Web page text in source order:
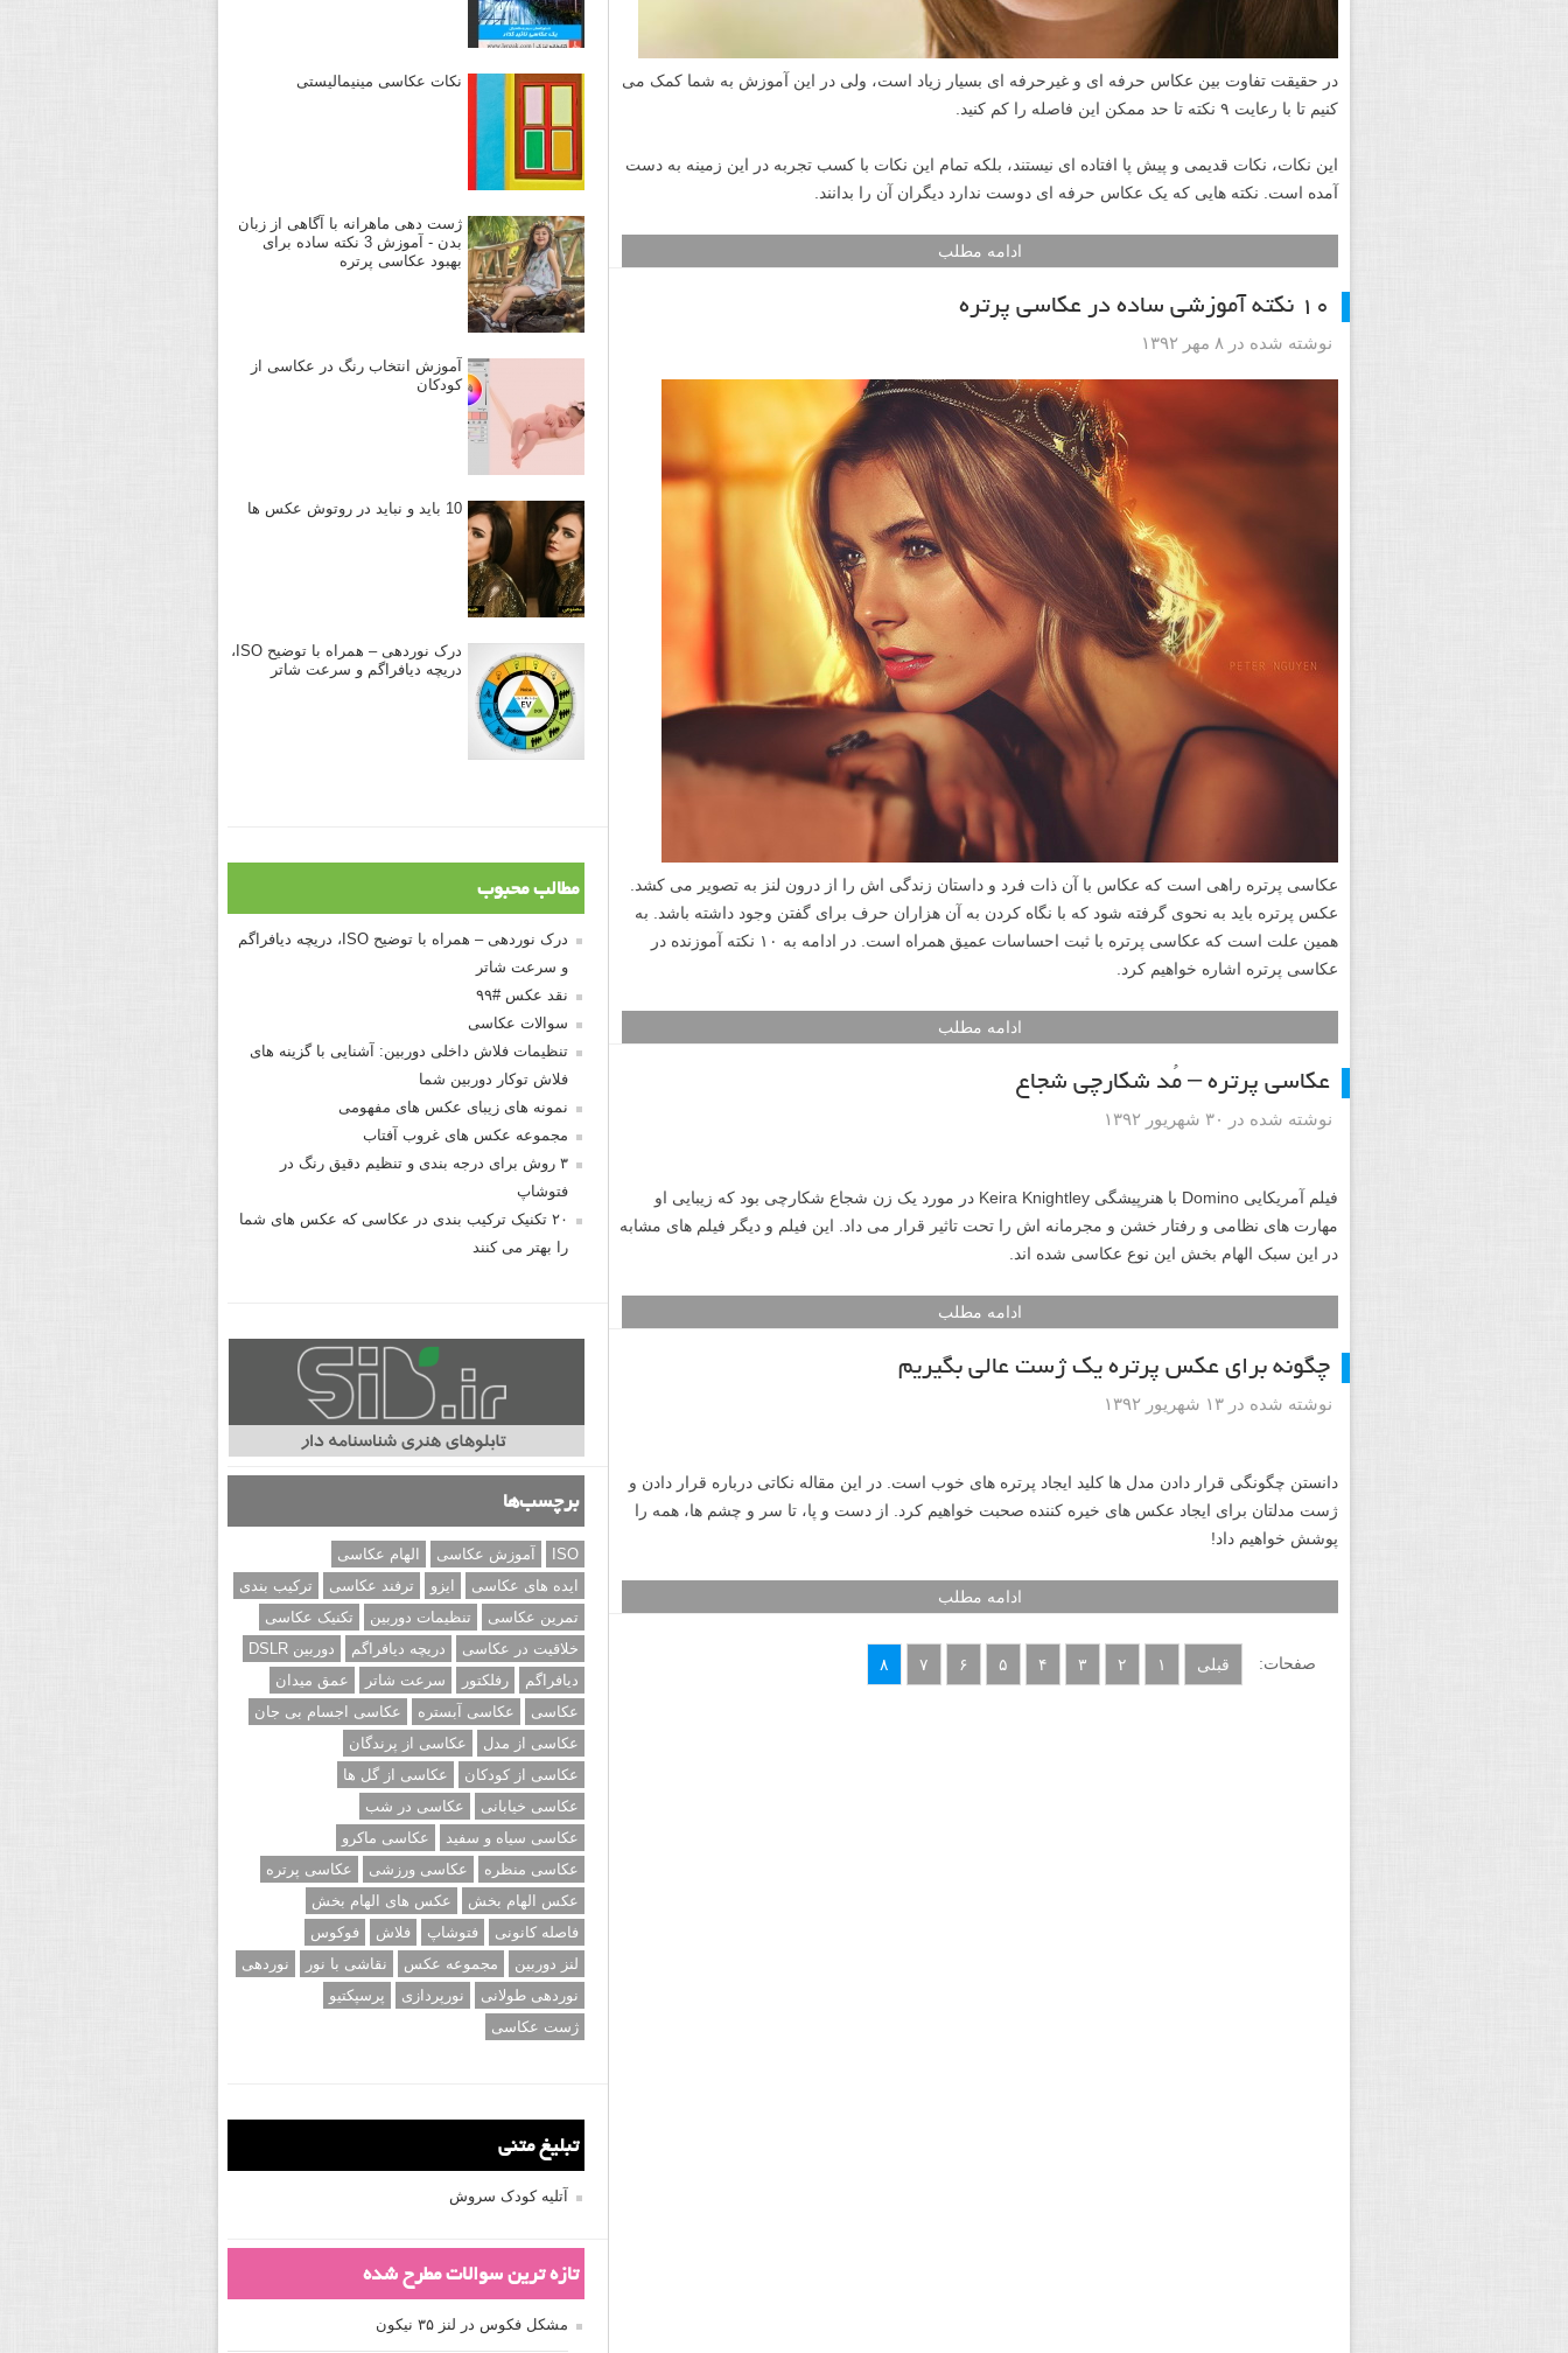
در حقیقت تفاوت بین عکاس حرفه ای و غیرحرفه ای بسیار زیاد است، ولی در این آموزش به شما کمک می
کنیم تا با رعایت ۹ نکته تا حد ممکن این فاصله را کم کنید.
این نکات، نکات قدیمی و پیش پا افتاده ای نیستند، بلکه تمام این نکات با کسب تجربه در این زمینه به دست
آمده است. نکته هایی که یک عکاس حرفه ای دوست ندارد دیگران آن را بدانند.
ادامه مطلب
۱۰ نکته آموزشی ساده در عکاسی پرتره
نوشته شده در ۸ مهر ۱۳۹۲
عکاسی پرتره راهی است که عکاس با آن ذات فرد و داستان زندگی اش را از درون لنز به تصویر می کشد.
عکس پرتره باید به نحوی گرفته شود که با نگاه کردن به آن هزاران حرف برای گفتن وجود داشته باشد. به
همین علت است که عکاسی پرتره با ثبت احساسات عمیق همراه است. در ادامه به ۱۰ نکته آموزنده در
عکاسی پرتره اشاره خواهیم کرد.
ادامه مطلب
عکاسی پرتره – مُد شکارچی شجاع
نوشته شده در ۳۰ شهریور ۱۳۹۲
فیلم آمریکایی Domino با هنرپیشگی Keira Knightley در مورد یک زن شجاع شکارچی بود که زیبایی او
مهارت های نظامی و رفتار خشن و مجرمانه اش را تحت تاثیر قرار می داد. این فیلم و دیگر فیلم های مشابه
نکات عکاسی مینیمالیستی
ژست دهی ماهرانه با آگاهی از زبان
بدن - آموزش 3 نکته ساده برای
بهبود عکاسی پرتره
آموزش انتخاب رنگ در عکاسی از
کودکان
10 باید و نباید در روتوش عکس ها
درک نوردهی – همراه با توضیح ISO،
دریچه دیافراگم و سرعت شاتر
مطالب محبوب
درک نوردهی – همراه با توضیح ISO، دریچه دیافراگم
و سرعت شاتر
نقد عکس #۹۹
سوالات عکاسی
تنظیمات فلاش داخلی دوربین: آشنایی با گزینه های
فلاش توکار دوربین شما
نمونه های زیبای عکس های مفهومی
مجموعه عکس های غروب آفتاب
۳ روش برای درجه بندی و تنظیم دقیق رنگ در
فتوشاپ
۲۰ تکنیک ترکیب بندی در عکاسی که عکس های شما
را بهتر می کنند
برچسب‌ها
ISO آموزش عکاسی
الهام عکاسی
ایده های عکاسی
ایزو ترفند عکاسی
ترکیب بندی
تمرین عکاسی
تنظیمات دوربین
تکنیک عکاسی
خلاقیت در عکاسی
دریچه دیافراگم
دوربین DSLR
دیافراگم
رفلکتور سرعت شاتر
عمق میدان
عکاسی
عکاسی آبستره
عکاسی اجسام بی جان
عکاسی از مدل
عکاسی از پرندگان
عکاسی از کودکان
عکاسی از گل ها
عکاسی خیابانی
عکاسی در شب
عکاسی سیاه و سفید
عکاسی ماکرو
عکاسی منظره
عکاسی ورزشی
عکاسی پرتره
عکس الهام بخش
عکس های الهام بخش
فاصله کانونی
فتوشاپ فلاش
فوکوس
لنز دوربین
مجموعه عکس نقاشی با نور
نوردهی
نوردهی طولانی
نورپردازی
پرسپکتیو
ژست عکاسی
تبلیغ متنی
آتلیه کودک سروش
تازه ترین سوالات مطرح شده
مشکل فکوس در لنز ۳۵ نیکون